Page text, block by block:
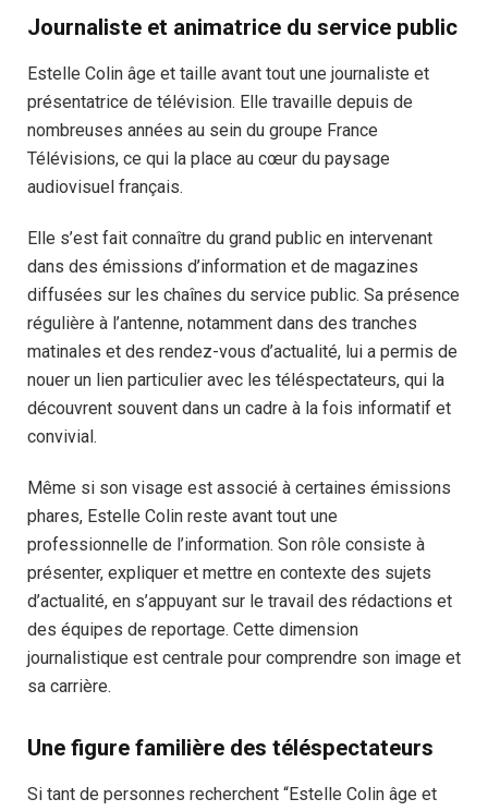
Journaliste et animatrice du service public
Estelle Colin âge et taille avant tout une journaliste et
présentatrice de télévision. Elle travaille depuis de
nombreuses années au sein du groupe France
Télévisions, ce qui la place au cœur du paysage
audiovisuel français.
Elle s’est fait connaître du grand public en intervenant
dans des émissions d’information et de magazines
diffusées sur les chaînes du service public. Sa présence
régulière à l’antenne, notamment dans des tranches
matinales et des rendez-vous d’actualité, lui a permis de
nouer un lien particulier avec les téléspectateurs, qui la
découvrent souvent dans un cadre à la fois informatif et
convivial.
Même si son visage est associé à certaines émissions
phares, Estelle Colin reste avant tout une
professionnelle de l’information. Son rôle consiste à
présenter, expliquer et mettre en contexte des sujets
d’actualité, en s’appuyant sur le travail des rédactions et
des équipes de reportage. Cette dimension
journalistique est centrale pour comprendre son image et
sa carrière.
Une figure familière des téléspectateurs
Si tant de personnes recherchent “Estelle Colin âge et